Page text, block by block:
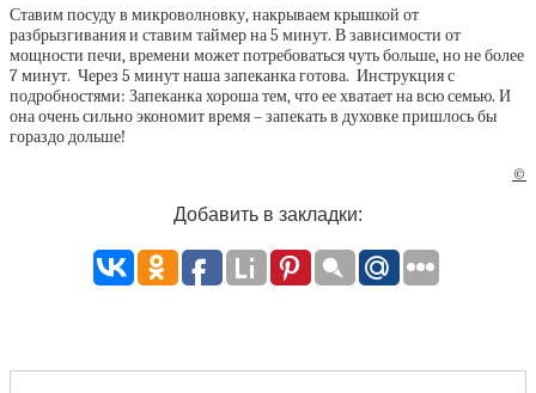
Ставим посуду в микроволновку, накрываем крышкой от
разбрызгивания и ставим таймер на 5 минут. В зависимости от
мощности печи, времени может потребоваться чуть больше, но не более
7 минут. Через 5 минут наша запеканка готова. Инструкция с
подробностями: Запеканка хороша тем, что ее хватает на всю семью. И
она очень сильно экономит время – запекать в духовке пришлось бы
гораздо дольше!
©
Добавить в закладки: